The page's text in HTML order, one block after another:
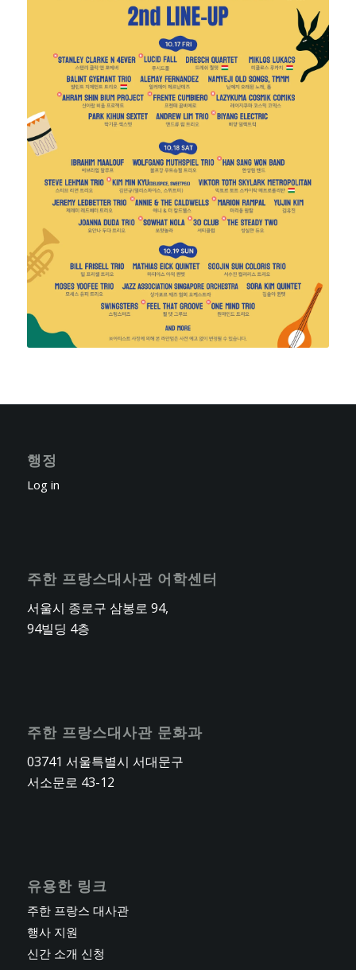
행정
Log in
주한 프랑스대사관 어학센터
서울시 종로구 삼봉로 94,
94빌딩 4층
주한 프랑스대사관 문화과
03741 서울특별시 서대문구
서소문로 43-12
유용한 링크
주한 프랑스 대사관
행사 지원
신간 소개 신청